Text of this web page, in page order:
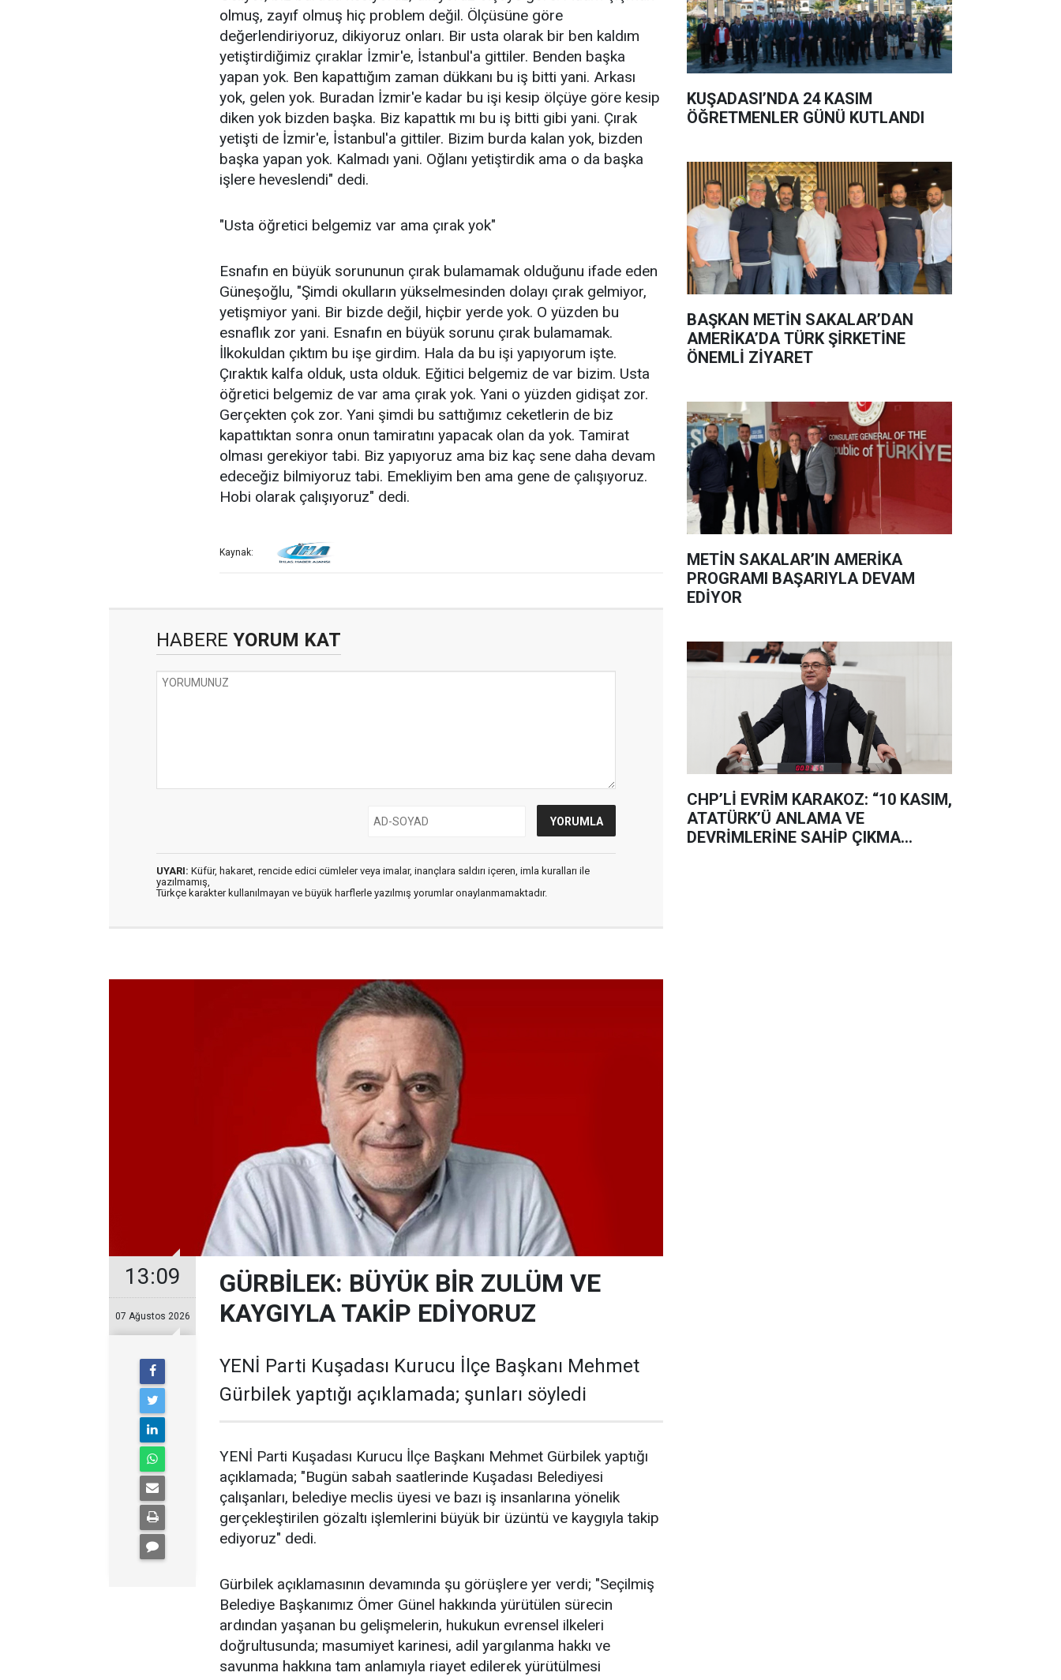
olmuş, zayıf olmuş hiç problem değil. Ölçüsüne göre
değerlendiriyoruz, dikiyoruz onları. Bir usta olarak bir ben kaldım
yetiştirdiğimiz çıraklar İzmir'e, İstanbul'a gittiler. Benden başka
yapan yok. Ben kapattığım zaman dükkanı bu iş bitti yani. Arkası
yok, gelen yok. Buradan İzmir'e kadar bu işi kesip ölçüye göre kesip
diken yok bizden başka. Biz kapattık mı bu iş bitti gibi yani. Çırak
yetişti de İzmir'e, İstanbul'a gittiler. Bizim burda kalan yok, bizden
başka yapan yok. Kalmadı yani. Oğlanı yetiştirdik ama o da başka
işlere heveslendi" dedi.
"Usta öğretici belgemiz var ama çırak yok"
Esnafın en büyük sorununun çırak bulamamak olduğunu ifade eden
Güneşoğlu, "Şimdi okulların yükselmesinden dolayı çırak gelmiyor,
yetişmiyor yani. Bir bizde değil, hiçbir yerde yok. O yüzden bu
esnaflık zor yani. Esnafın en büyük sorunu çırak bulamamak.
İlkokuldan çıktım bu işe girdim. Hala da bu işi yapıyorum işte.
Çıraktık kalfa olduk, usta olduk. Eğitici belgemiz de var bizim. Usta
öğretici belgemiz de var ama çırak yok. Yani o yüzden gidişat zor.
Gerçekten çok zor. Yani şimdi bu sattığımız ceketlerin de biz
kapattıktan sonra onun tamiratını yapacak olan da yok. Tamirat
olması gerekiyor tabi. Biz yapıyoruz ama biz kaç sene daha devam
edeceğiz bilmiyoruz tabi. Emekliyim ben ama gene de çalışıyoruz.
Hobi olarak çalışıyoruz" dedi.
Kaynak:
HABERE YORUM KAT
UYARI: Küfür, hakaret, rencide edici cümleler veya imalar, inançlara saldırı içeren, imla kuralları ile
yazılmamış,
Türkçe karakter kullanılmayan ve büyük harflerle yazılmış yorumlar onaylanmamaktadır.
13:09
07 Ağustos 2026
GÜRBİLEK: BÜYÜK BİR ZULÜM VE
KAYGIYLA TAKİP EDİYORUZ
YENİ Parti Kuşadası Kurucu İlçe Başkanı Mehmet
Gürbilek yaptığı açıklamada; şunları söyledi
YENİ Parti Kuşadası Kurucu İlçe Başkanı Mehmet Gürbilek yaptığı
açıklamada; "Bugün sabah saatlerinde Kuşadası Belediyesi
çalışanları, belediye meclis üyesi ve bazı iş insanlarına yönelik
gerçekleştirilen gözaltı işlemlerini büyük bir üzüntü ve kaygıyla takip
ediyoruz" dedi.
Gürbilek açıklamasının devamında şu görüşlere yer verdi; "Seçilmiş
Belediye Başkanımız Ömer Günel hakkında yürütülen sürecin
ardından yaşanan bu gelişmelerin, hukukun evrensel ilkeleri
doğrultusunda; masumiyet karinesi, adil yargılanma hakkı ve
savunma hakkına tam anlamıyla riayet edilerek yürütülmesi
KUŞADASI’NDA 24 KASIM
ÖĞRETMENLER GÜNÜ KUTLANDI
BAŞKAN METİN SAKALAR’DAN
AMERİKA’DA TÜRK ŞİRKETİNE
ÖNEMLİ ZİYARET
METİN SAKALAR’IN AMERİKA
PROGRAMI BAŞARIYLA DEVAM
EDİYOR
CHP’Lİ EVRİM KARAKOZ: “10 KASIM,
ATATÜRK’Ü ANLAMA VE
DEVRİMLERİNE SAHİP ÇIKMA